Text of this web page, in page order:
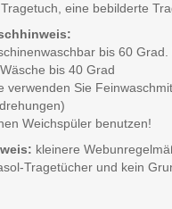
eine bebilderte
bis 60
bis 40 Grad
verwenden Sie
Weichspüler benutzen!
kleinere
Tragetücher und kein